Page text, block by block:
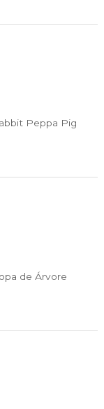
Peppa Pig
de Árvore